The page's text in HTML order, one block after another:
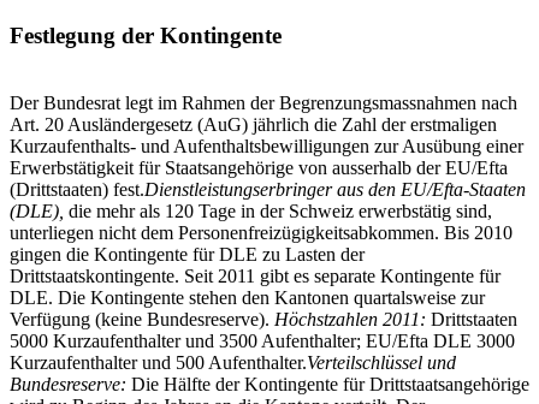
Festlegung der Kontingente
Der Bundesrat legt im Rahmen der Begrenzungsmassnahmen nach
Art. 20 Ausländergesetz (AuG) jährlich die Zahl der erstmaligen
Kurzaufenthalts- und Aufenthaltsbewilligungen zur Ausübung einer
Erwerbstätigkeit für Staatsangehörige von ausserhalb der EU/Efta
(Drittstaaten) fest.Dienstleistungserbringer aus den EU/Efta-Staaten
(DLE), die mehr als 120 Tage in der Schweiz erwerbstätig sind,
unterliegen nicht dem Personenfreizügigkeitsabkommen. Bis 2010
gingen die Kontingente für DLE zu Lasten der
Drittstaatskontingente. Seit 2011 gibt es separate Kontingente für
DLE. Die Kontingente stehen den Kantonen quartalsweise zur
Verfügung (keine Bundesreserve). Höchstzahlen 2011: Drittstaaten
5000 Kurzaufenthalter und 3500 Aufenthalter; EU/Efta DLE 3000
Kurzaufenthalter und 500 Aufenthalter.Verteilschlüssel und
Bundesreserve: Die Hälfte der Kontingente für Drittstaatsangehörige